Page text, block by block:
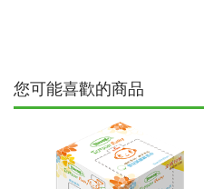
您可能喜歡的商品